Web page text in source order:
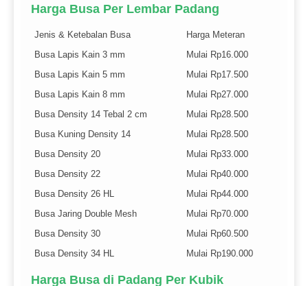
Harga Busa Per Lembar Padang
Jenis & Ketebalan Busa
Harga Meteran
Busa Lapis Kain 3 mm
Mulai Rp16.000
Busa Lapis Kain 5 mm
Mulai Rp17.500
Busa Lapis Kain 8 mm
Mulai Rp27.000
Busa Density 14 Tebal 2 cm
Mulai Rp28.500
Busa Kuning Density 14
Mulai Rp28.500
Busa Density 20
Mulai Rp33.000
Busa Density 22
Mulai Rp40.000
Busa Density 26 HL
Mulai Rp44.000
Busa Jaring Double Mesh
Mulai Rp70.000
Busa Density 30
Mulai Rp60.500
Busa Density 34 HL
Mulai Rp190.000
Harga Busa di Padang Per Kubik